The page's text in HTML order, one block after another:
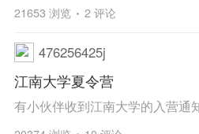
21653 浏览 2 评论
476256425j
江南大学夏令营